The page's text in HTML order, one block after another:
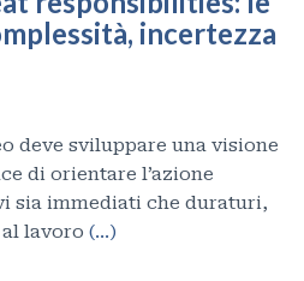
incertezza
deve sviluppare una visione
di orientare l’azione
sia immediati che duraturi,
lavoro (…)